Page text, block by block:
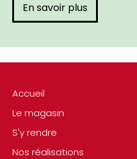
Accueil
Le magasin
S'y rendre
Nos réalisations
En savoir plus